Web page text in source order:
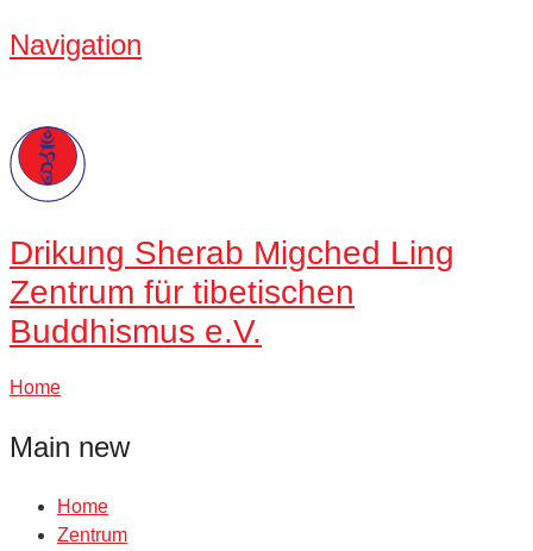
Navigation
Drikung Sherab Migched Ling
Zentrum für tibetischen
Buddhismus e.V.
Home
Main new
Home
Zentrum